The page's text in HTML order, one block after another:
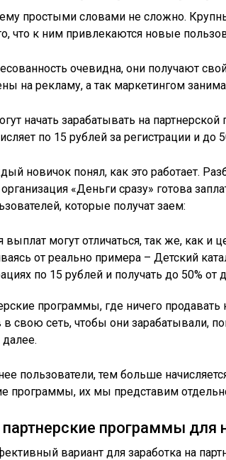
простыми словами не сложно.
что к ним привлекаются новые
очевидна, они получают
на рекламу, а так маркетингом
начать зарабатывать на
по 15 рублей за регистрации и до
новичок понял, как это работает.
«Деньги сразу» готова
которые получат заем:
выплат могут отличаться, так же, как и
от реально примера – Детский
по 15 рублей и получать до 50% от
программы, где ничего
свою сеть, чтобы они зарабатывали,
далее.
пользователи, тем больше
программы, их мы представим
программы для
вариант для заработка на